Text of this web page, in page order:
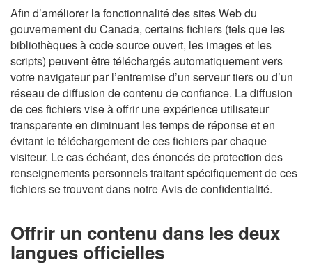
Afin d’améliorer la fonctionnalité des sites Web du
gouvernement du Canada, certains fichiers (tels que les
bibliothèques à code source ouvert, les images et les
scripts) peuvent être téléchargés automatiquement vers
votre navigateur par l’entremise d’un serveur tiers ou d’un
réseau de diffusion de contenu de confiance. La diffusion
de ces fichiers vise à offrir une expérience utilisateur
transparente en diminuant les temps de réponse et en
évitant le téléchargement de ces fichiers par chaque
visiteur. Le cas échéant, des énoncés de protection des
renseignements personnels traitant spécifiquement de ces
fichiers se trouvent dans notre Avis de confidentialité.
Offrir un contenu dans les deux
langues officielles